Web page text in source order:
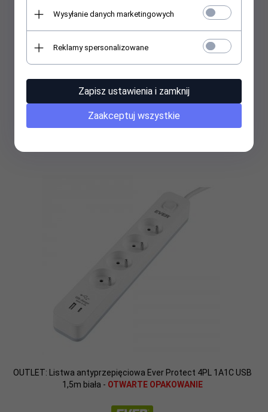
Listwa zasilająca Acar F5 1,5m czarna - uszk.op.
OUTLET: Listwa antyprzepięciowa Ever Protect 4PL 1A1C USB
1,5m biała - OTWARTE OPAKOWANIE
Wysyłanie danych marketingowych
Reklamy spersonalizowane
Zapisz ustawienia i zamknij
Zaakceptuj wszystkie